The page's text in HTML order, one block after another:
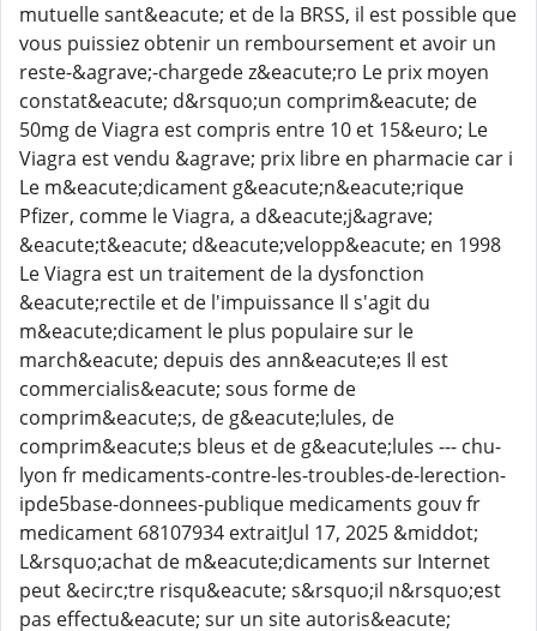
mutuelle sant&eacute; et de la BRSS, il est possible que
vous puissiez obtenir un remboursement et avoir un
reste-&agrave;-chargede z&eacute;ro Le prix moyen
constat&eacute; d&rsquo;un comprim&eacute; de
50mg de Viagra est compris entre 10 et 15&euro; Le
Viagra est vendu &agrave; prix libre en pharmacie car i
Le m&eacute;dicament g&eacute;n&eacute;rique
Pfizer, comme le Viagra, a d&eacute;j&agrave;
&eacute;t&eacute; d&eacute;velopp&eacute; en 1998
Le Viagra est un traitement de la dysfonction
&eacute;rectile et de l'impuissance Il s'agit du
m&eacute;dicament le plus populaire sur le
march&eacute; depuis des ann&eacute;es Il est
commercialis&eacute; sous forme de
comprim&eacute;s, de g&eacute;lules, de
comprim&eacute;s bleus et de g&eacute;lules --- chu-
lyon fr medicaments-contre-les-troubles-de-lerection-
ipde5base-donnees-publique medicaments gouv fr
medicament 68107934 extraitJul 17, 2025 &middot;
L&rsquo;achat de m&eacute;dicaments sur Internet
peut &ecirc;tre risqu&eacute; s&rsquo;il n&rsquo;est
pas effectu&eacute; sur un site autoris&eacute;